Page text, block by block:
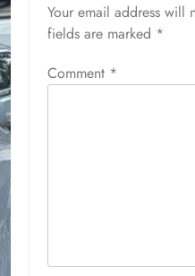
Your email address will
fields are marked *
Comment *